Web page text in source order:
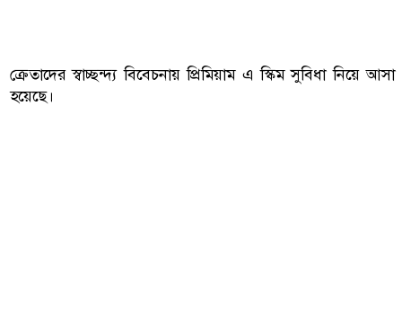
ক্রেতাদের স্বাচ্ছন্দ্য বিবেচনায় প্রিমিয়াম এ স্কিম সুবিধা নিয়ে আসা
হয়েছে।